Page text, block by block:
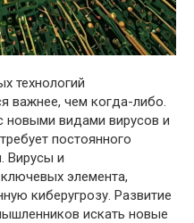
технологий
важнее, чем когда-либо.
новыми видами вирусов и
постоянного
Вирусы и
элемента,
киберугрозу. Развитие
искать новые